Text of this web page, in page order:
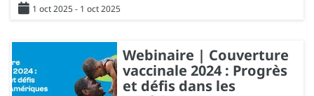
1 oct 2025 - 1 oct 2025
Webinaire | Couverture
vaccinale 2024 : Progrès
et défis dans les